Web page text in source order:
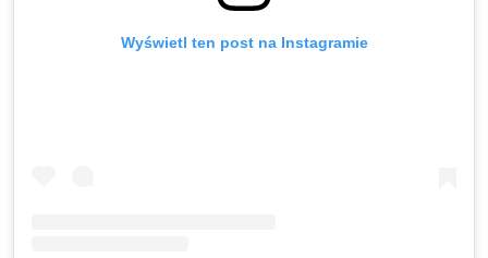
Wyświetl ten post na Instagramie